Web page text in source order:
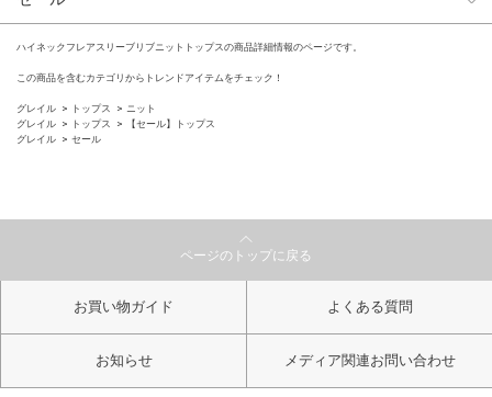
ハイネックフレアスリーブリブニットトップスの商品詳細情報のページです。
この商品を含むカテゴリからトレンドアイテムをチェック！
グレイル トップス
ニット
グレイル
トップス
【セール】トップス
グレイル
セール
ページのトップに戻る
お買い物ガイド よくある質問
お知らせ メディア関連お問い合わせ